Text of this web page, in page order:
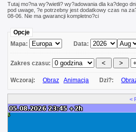
Tutaj mo?na wy?wietli? wy?adowania dla ka?dego
pod uwage, ?e potrzebny jest dodatkowy czas na
08-06. Nie ma gwarancji kompletno?ci
Opcje
Mapa:
Data:
Zakres czasu:
Wczoraj: Obraz Animacja Dzi?:
<